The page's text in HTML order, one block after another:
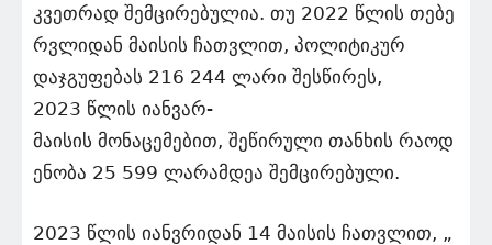
კვეთრად შემცირებულია. თუ 2022 წლის თებე
რვლიდან მაისის ჩათვლით, პოლიტიკურ
დაჯგუფებას 216 244 ლარი შესწირეს,
2023 წლის იანვარ-
მაისის მონაცემებით, შეწირული თანხის რაოდ
ენობა 25 599 ლარამდეა შემცირებული.
2023 წლის იანვრიდან 14 მაისის ჩათვლით, „